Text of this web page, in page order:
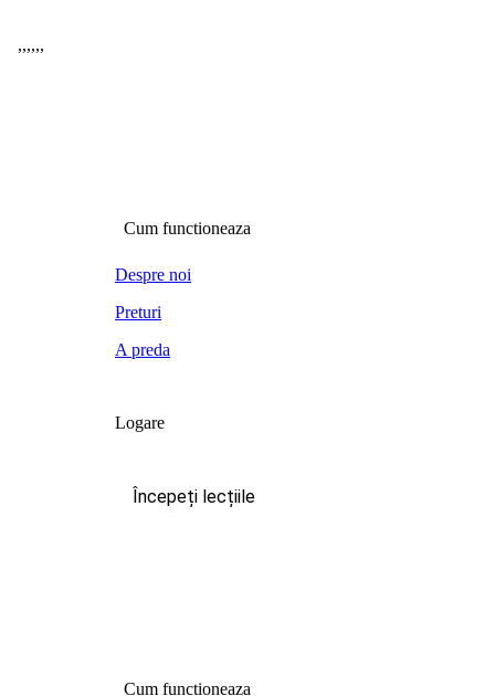
,,,,,,
Cum functioneaza
Despre noi
Preturi
A preda
Logare
Începeți lecțiile
Cum functioneaza